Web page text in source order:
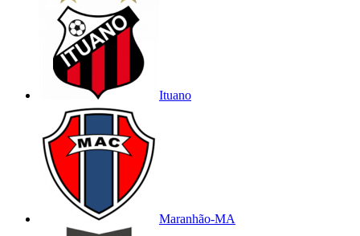
Ituano
Maranhão-MA